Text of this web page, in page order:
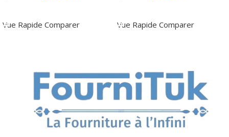
Vue Rapide Comparer Vue Rapide Comparer